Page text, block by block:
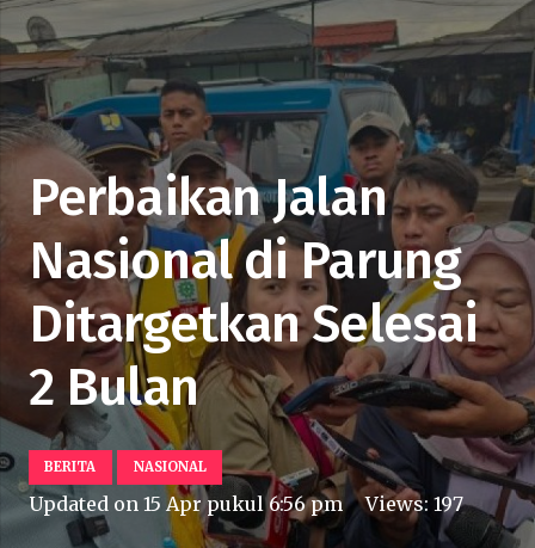
Perbaikan Jalan
Nasional di Parung
Ditargetkan Selesai
2 Bulan
BERITA NASIONAL
Updated on 15 Apr pukul 6:56 pm Views:197